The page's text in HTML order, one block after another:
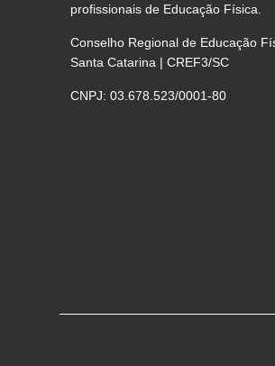
profissionais de Educação Física.
Conselho Regional de Educação
Santa Catarina | CREF3/SC
CNPJ: 03.678.523/0001-80